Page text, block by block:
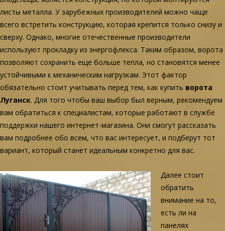
листы металла. У зарубежных производителей можно чаще
всего встретить конструкцию, которая крепится только снизу и
сверху. Однако, многие отечественные производители
используют прокладку из энергофлекса. Таким образом, ворота
позволяют сохранить еще больше тепла, но становятся менее
устойчивыми к механическим нагрузкам. Этот фактор
обязательно стоит учитывать перед тем, как купить ворота
Луганск. Для того чтобы ваш выбор был верным, рекомендуем
вам обратиться к специалистам, которые работают в службе
поддержки нашего интернет-магазина. Они смогут рассказать
вам подробнее обо всем, что вас интересует, и подберут тот
вариант, который станет идеальным конкретно для вас.
Далее стоит
обратить
внимание на то,
есть ли на
панелях